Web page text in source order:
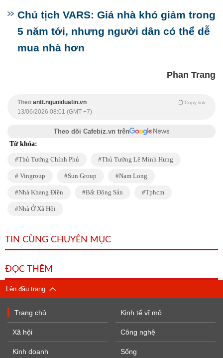
Chủ tịch VARS: Giá nhà khó giảm trong
5 năm tới, nhưng người dân có thể dễ
mua nhà hơn
Phan Trang
Theo antt.nguoiduatin.vn Copy link
13/06/2026 08:01 (GMT +7)
Theo dõi Cafebiz.vn trên
Từ khóa:
Thủ Tướng Chính Phủ Thủ Tướng Lê Minh Hưng
Vingroup Sun Group Nam Long
Nhà Khang Điền Bất Động Sản Tphcm
Nhà Ở Xã Hội
TIN CÙNG CHUYÊN MỤC
ĐỌC THÊM
Lên đầu trang
Trang chủ
Xã hội
Kinh doanh
Kinh tế vĩ mô
Công nghệ
Sống